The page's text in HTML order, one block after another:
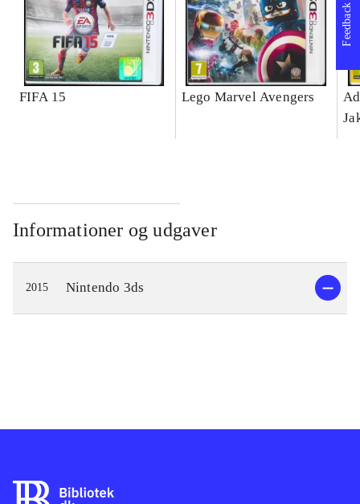
FIFA 15 Lego Marvel Avengers
Informationer og udgaver
2015 Nintendo 3ds
Feedback